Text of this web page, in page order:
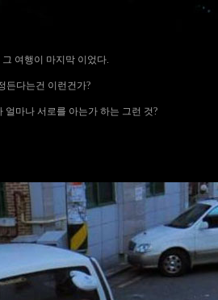
그 여행이 마지막 이었다.
든다는건 이런건가?
얼마나 서로를 아는가 하는 그런 것?